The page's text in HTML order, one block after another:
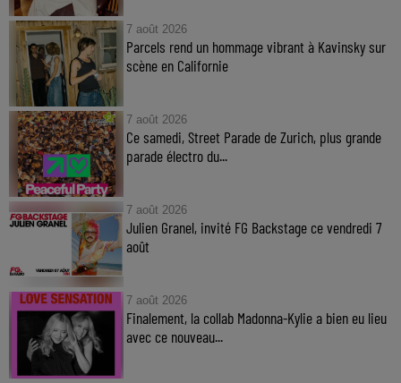
7 août 2026
Parcels rend un hommage vibrant à Kavinsky sur
scène en Californie
7 août 2026
Ce samedi, Street Parade de Zurich, plus grande
parade électro du...
7 août 2026
Julien Granel, invité FG Backstage ce vendredi 7
août
7 août 2026
Finalement, la collab Madonna-Kylie a bien eu lieu
avec ce nouveau...